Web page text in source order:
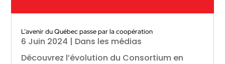
L’avenir du Québec passe par la coopération
6 Juin 2024 | Dans les médias
Découvrez l’évolution du Consortium en